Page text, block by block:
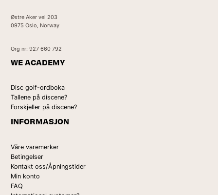
Østre Aker vei 203
0975 Oslo, Norway
Org nr: 927 660 792
WE ACADEMY
Disc golf-ordboka
Tallene på discene?
Forskjeller på discene?
INFORMASJON
Våre varemerker
Betingelser
Kontakt oss/Åpningstider
Min konto
FAQ